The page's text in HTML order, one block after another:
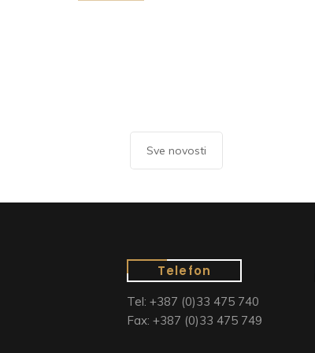
Sve novosti
Telefon
Tel: +387 (0)33 475 740
Fax: +387 (0)33 475 749